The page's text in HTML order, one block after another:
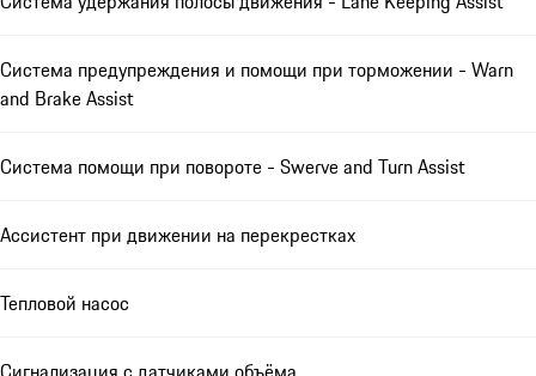
Система предупреждения и помощи при торможении - Warn
and Brake Assist
Система помощи при повороте - Swerve and Turn Assist
Ассистент при движении на перекрестках
Тепловой насос